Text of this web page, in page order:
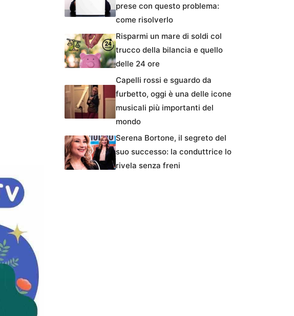
prese con questo problema:
come risolverlo
Risparmi un mare di soldi col
trucco della bilancia e quello
delle 24 ore
Capelli rossi e sguardo da
furbetto, oggi è una delle icone
musicali più importanti del
mondo
Serena Bortone, il segreto del
suo successo: la conduttrice lo
rivela senza freni